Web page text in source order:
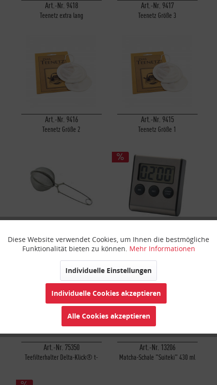
Art.-Nr. 9418
Teenetz extra lang
Art.-Nr. 9417
Teenetz Größe 3
Art.-Nr. 9416
Teenetz Größe 2
Art.-Nr. 9415
Teenetz Größe 1
Tee-Ei-Zange groß Tea Timer Digital
Art.-Nr. 75350
Teefilterhalter Delta-Klick® t-
Art.-Nr. 13206
Matcha-Schale "Suiteki" 430 ml
Funktionale Aktiv
Inaktiv
Inaktiv
Personalisierung Inaktiv
Service Inaktiv
Diese Website verwendet Cookies, um Ihnen die bestmögliche
Funktionalität bieten zu können. Mehr Informationen
Individuelle Einstellungen
Individuelle Cookies akzeptieren
Alle Cookies akzeptieren